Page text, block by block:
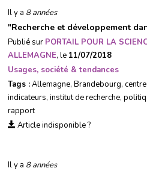
Il y a 8 années
"Recherche et développement
Publié sur PORTAIL POUR LA
ALLEMAGNE, le 11/07/2018
Usages, société & tendances
Tags :Allemagne, Brandebourg,
indicateurs, institut de recherche,
rapport
Article indisponible ?
Il y a 8 années